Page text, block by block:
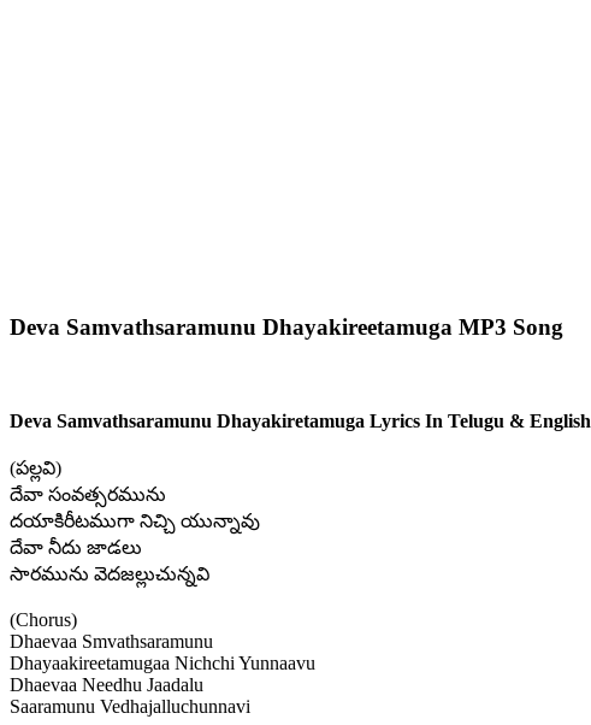
Deva Samvathsaramunu Dhayakireetamuga MP3 Song
Deva Samvathsaramunu Dhayakiretamuga Lyrics In Telugu & English
(పల్లవి)
దేవా సంవత్సరమును
దయాకిరీటముగా నిచ్చి యున్నావు
దేవా నీదు జాడలు
సారమును వెదజల్లుచున్నవి
(Chorus)
Dhaevaa Smvathsaramunu
Dhayaakireetamugaa Nichchi Yunnaavu
Dhaevaa Needhu Jaadalu
Saaramunu Vedhajalluchunnavi